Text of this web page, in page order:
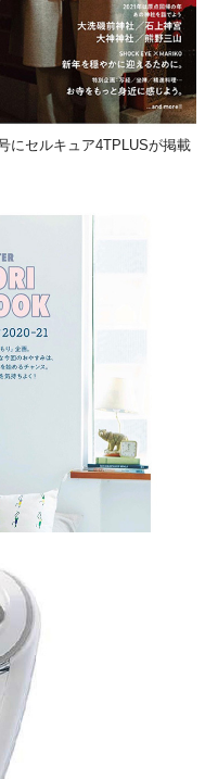
セルキュア4TPLUSが掲載